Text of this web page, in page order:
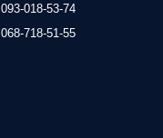
093-018-53-74
068-718-51-55